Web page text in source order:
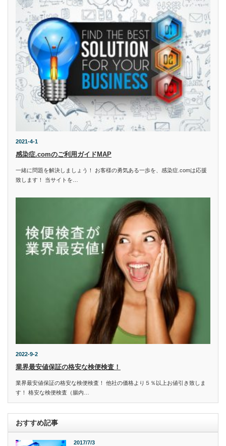
2021-4-1
感染症.comのご利用ガイドMAP
一緒に問題を解決しましょう！ お客様の勇気ある一歩を、感染症.comは応援
致します！ 当サイトを…
2022-9-2
業界最安値保証の格安な検便検査！
業界最安値保証の格安な検便検査！ 他社の価格より５％以上お値引き致しま
す！ 格安な検便検査（腸内…
おすすめ記事
2017/7/3